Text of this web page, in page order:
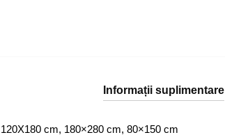
Informații suplimentare
120X180 cm, 180×280 cm, 80×150 cm